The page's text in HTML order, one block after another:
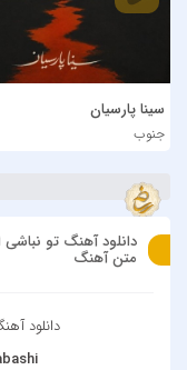
سینا پارسیان
جنوب
متن آهنگ
دانلود